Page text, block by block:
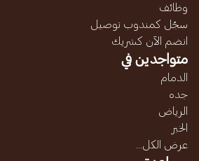
وظائف
سجّل كمندوب توصيل
انضم الآن كشريك
متواجدين في
الدمام
جده
الرياض
الخبر
عرض الكل...